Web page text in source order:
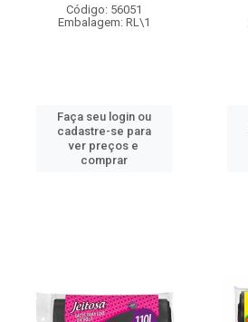
Código: 56051
Embalagem: RL\1
Faça seu login ou
cadastre-se para
ver preços e
comprar